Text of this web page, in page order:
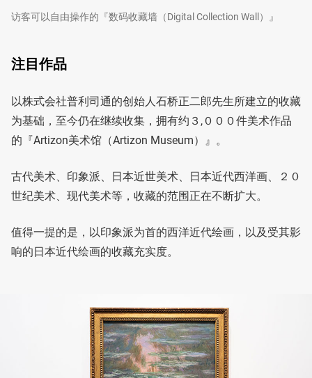
访客可以自由操作的『数码收藏墙（Digital Collection Wall）』
注目作品
以株式会社普利司通的创始人石桥正二郎先生所建立的收藏
为基础，至今仍在继续收集，拥有约３,０００件美术作品
的『Artizon美术馆（Artizon Museum）』。
古代美术、印象派、日本近世美术、日本近代西洋画、２０
世纪美术、现代美术等，收藏的范围正在不断扩大。
值得一提的是，以印象派为首的西洋近代绘画，以及受其影
响的日本近代绘画的收藏充实度。